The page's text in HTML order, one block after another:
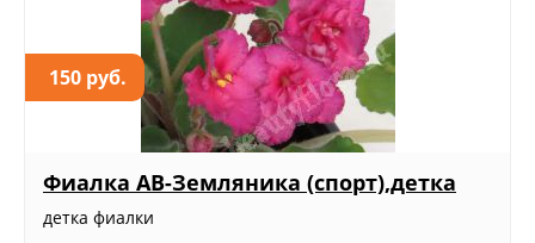
150 руб.
Фиалка АВ-Земляника (спорт),детка
детка фиалки